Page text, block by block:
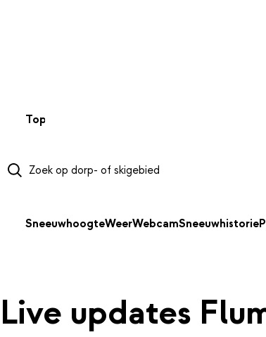
Top 50
SneeuwhoogteWeerWebcamSneeuwhistorie
Live updates